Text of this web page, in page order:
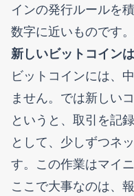
インの発行ルールを
数字に近いものです
新しいビットコイン
ビットコインには、
ません。では新しい
というと、取引を記
として、少しずつネ
す。この作業はマイ
ここで大事なのは、